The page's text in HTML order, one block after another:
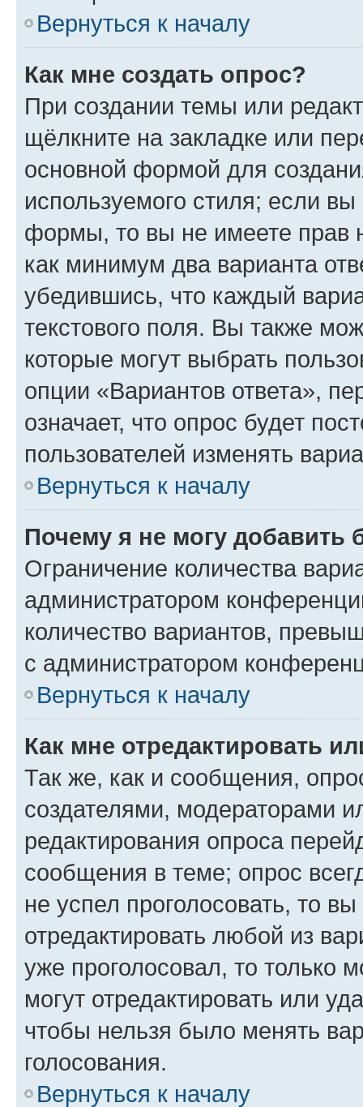
Вернуться к началу
Как мне создать опрос?
При создании темы или
щёлкните на закладке или
основной формой для
используемого стиля; если
формы, то вы не имеете прав
как минимум два варианта
убедившись, что каждый
текстового поля. Вы также
которые могут выбрать
опции «Вариантов ответа»,
означает, что опрос будет
пользователей изменять
Вернуться к началу
Почему я не могу добавить
Ограничение количества
администратором
количество вариантов,
с администратором
Вернуться к началу
Как мне отредактировать
Так же, как и сообщения,
создателями, модераторами
редактирования опроса
сообщения в теме; опрос
не успел проголосовать, то
отредактировать любой из
уже проголосовал, то только
могут отредактировать или
чтобы нельзя было менять
голосования.
Вернуться к началу